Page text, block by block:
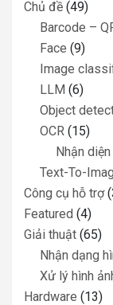
Chủ đề (49)
Barcode –
Face (9)
Image
LLM (6)
Object
OCR (15)
Nhận
Text-To-
Công cụ hỗ trợ
Featured (4)
Giải thuật (65)
Nhận dạng
Xử lý hình
Hardware (13)